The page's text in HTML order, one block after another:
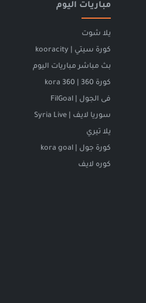
مباريات اليوم
يلا شوت
كورة سيتي | kooracity
بث مباشر مباريات اليوم
كورة 360 | kora 360
فى الجول | FilGoal
سوريا لايف | Syria Live
يلا تيري
كورة جول | kora goal
كوره لايف